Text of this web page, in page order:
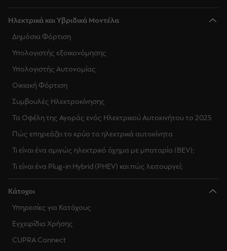
Ηλεκτρικά και Υβριδικά Μοντέλα
Δημόσια Φόρτιση
Υπολογιστής εξοικονόμησης
Υπολογιστής Αυτονομίας
Οικιακή Φόρτιση
Συμβουλές Ηλεκτροκίνησης
Τα Οφέλη της Αγοράς ενός Ηλεκτρικού Αυτοκινήτου το 2025
Πώς επηρεάζει το κρύο τα ηλεκτρικά αυτοκίνητα
Τι είναι ένα αμιγώς ηλεκτρικό όχημα με μπαταρία (BEV);
Τι είναι ένα Plug-in Hybrid (PHEV) και πώς λειτουργεί;
Κάτοχοι
Υπηρεσίες για Κατόχους
Εγχειρίδια Χρήσης
CUPRA Connect